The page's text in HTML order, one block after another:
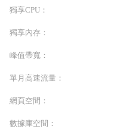
獨享CPU：
獨享內存：
峰值帶寬：
單月高速流量：
網頁空間：
數據庫空間：